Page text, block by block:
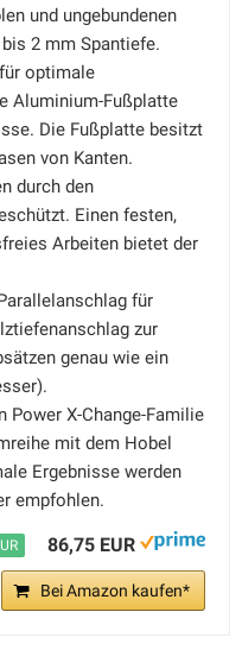
und ungebundenen
2 mm Spantiefe.
optimale
Aluminium-Fußplatte
Die Fußplatte besitzt
von Kanten.
durch den
Einen festen,
Arbeiten bietet der
für
zur
genau wie ein
X-Change-Familie
mit dem Hobel
Ergebnisse werden
empfohlen.
86,75 EUR
Bei Amazon kaufen*